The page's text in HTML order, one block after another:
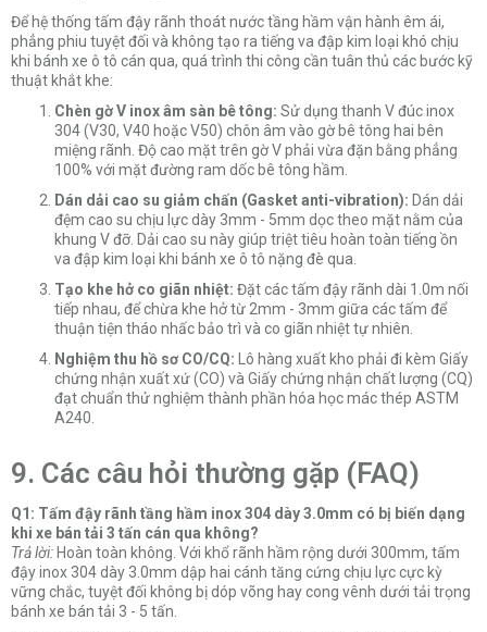
Để hệ thống tấm đậy rãnh thoát nước tầng hầm vận hành êm ái,
phẳng phiu tuyệt đối và không tạo ra tiếng va đập kim loại khó chịu
khi bánh xe ô tô cán qua, quá trình thi công cần tuân thủ các bước kỹ
thuật khắt khe:
Chèn gờ V inox âm sàn bê tông: Sử dụng thanh V đúc inox
304 (V30, V40 hoặc V50) chôn âm vào gờ bê tông hai bên
miệng rãnh. Độ cao mặt trên gờ V phải vừa đặn bằng phẳng
100% với mặt đường ram dốc bê tông hầm.
Dán dải cao su giảm chấn (Gasket anti-vibration): Dán dải
đệm cao su chịu lực dày 3mm - 5mm dọc theo mặt nằm của
khung V đỡ. Dải cao su này giúp triệt tiêu hoàn toàn tiếng ồn
va đập kim loại khi bánh xe ô tô nặng đè qua.
Tạo khe hở co giãn nhiệt: Đặt các tấm đậy rãnh dài 1.0m nối
tiếp nhau, để chừa khe hở từ 2mm - 3mm giữa các tấm để
thuận tiện tháo nhấc bảo trì và co giãn nhiệt tự nhiên.
Nghiệm thu hồ sơ CO/CQ: Lô hàng xuất kho phải đi kèm Giấy
chứng nhận xuất xứ (CO) và Giấy chứng nhận chất lượng (CQ)
đạt chuẩn thử nghiệm thành phần hóa học mác thép ASTM
A240.
9. Các câu hỏi thường gặp (FAQ)
Q1: Tấm đậy rãnh tầng hầm inox 304 dày 3.0mm có bị biến dạng
khi xe bán tải 3 tấn cán qua không?
Trả lời: Hoàn toàn không. Với khổ rãnh hầm rộng dưới 300mm, tấm
đậy inox 304 dày 3.0mm dập hai cánh tăng cứng chịu lực cực kỳ
vững chắc, tuyệt đối không bị dóp võng hay cong vênh dưới tải trọng
bánh xe bán tải 3 - 5 tấn.